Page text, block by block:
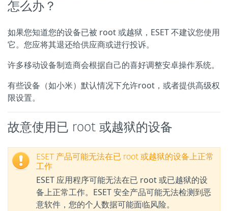
怎么办？
如果您知道您的设备已被 root 或越狱，ESET 不建议您使用
它。您应将其退还给供应商或进行投诉。
许多移动设备制造商会根据自己的喜好调整安卓操作系统。
有些设备（如小米）默认情况下允许root，或者提供高级权
限设置。
故意使用已 root 或越狱的设备
ESET 产品可能无法在已 root 或越狱的设备上正常
工作
ESET 应用程序可能无法在已 root 或已越狱的设
备上正常工作。ESET 安全产品可能无法检测到恶
意软件，您的个人数据可能面临风险。